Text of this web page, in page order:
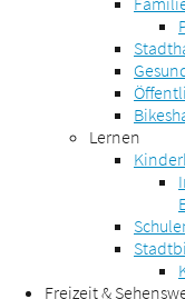
Lernen
Freizeit &